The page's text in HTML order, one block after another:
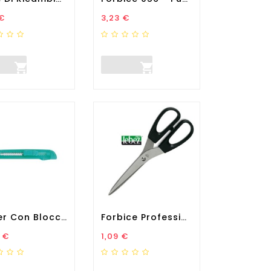

Prezzo
3,23 €

Cutter Con Bloccalama - 18...
€
Forbice Professional - 17...
Prezzo
1,09 €